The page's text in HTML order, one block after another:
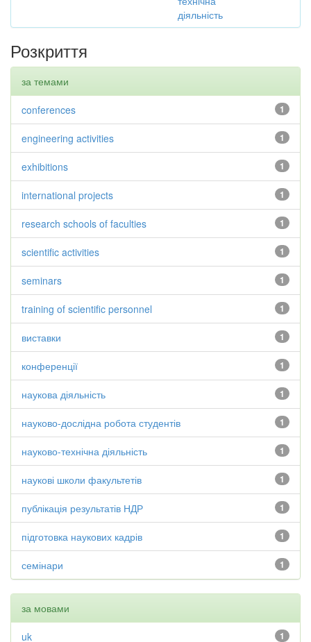
діяльність
Розкриття
за темами
1
conferences
1
engineering activities
1
exhibitions
1
international projects
1
research schools of faculties
1
scientific activities
1
seminars
1
training of scientific personnel
1
виставки
1
конференції
1
наукова діяльність
1
науково-дослідна робота студентів
1
науково-технічна діяльність
1
наукові школи факультетів
1
публікація результатів НДР
1
підготовка наукових кадрів
1
семінари
за мовами
1
uk